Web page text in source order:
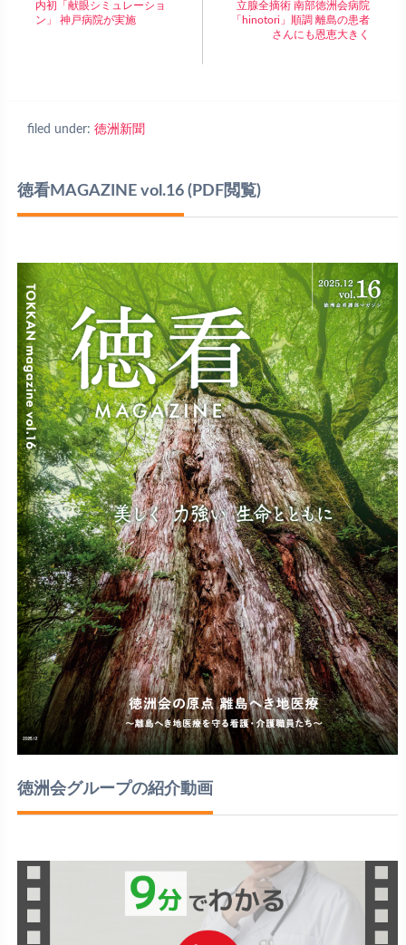
内初「献眼シミュレーショ
ン」 神戸病院が実施
立腺全摘術 南部徳洲会病院
「hinotori」順調 離島の患者
さんにも恩恵大きく
filed under: 徳洲新聞
徳看MAGAZINE vol.16(PDF閲覧)
徳洲会グループの紹介動画